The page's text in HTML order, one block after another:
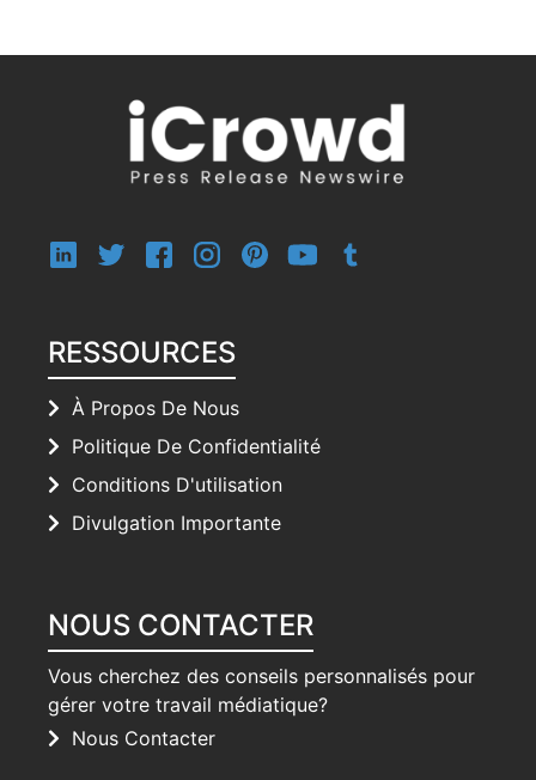
RESSOURCES
À Propos De Nous
Politique De Confidentialité
Conditions D'utilisation
Divulgation Importante
NOUS CONTACTER
Vous cherchez des conseils personnalisés pour
gérer votre travail médiatique?
Nous Contacter